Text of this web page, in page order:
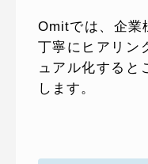
Omitでは、企業
丁寧にヒアリン
ュアル化すると
します。